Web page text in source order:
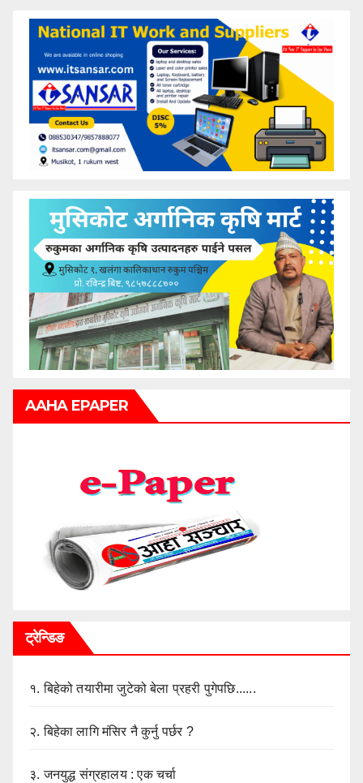
AAHA EPAPER
ट्रेन्डिङ
१.बिहेको तयारीमा जुटेको बेला प्रहरी पुगेपछि......
२.बिहेका लागि मंसिर नै कुर्नु पर्छर ?
३.जनयुद्ध संग्रहालय : एक चर्चा